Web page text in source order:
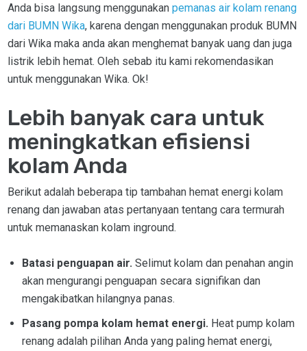
Anda bisa langsung menggunakan pemanas air kolam renang
dari BUMN Wika, karena dengan menggunakan produk BUMN
dari Wika maka anda akan menghemat banyak uang dan juga
listrik lebih hemat. Oleh sebab itu kami rekomendasikan
untuk menggunakan Wika. Ok!
Lebih banyak cara untuk
meningkatkan efisiensi
kolam Anda
Berikut adalah beberapa tip tambahan hemat energi kolam
renang dan jawaban atas pertanyaan tentang cara termurah
untuk memanaskan kolam inground.
Batasi penguapan air. Selimut kolam dan penahan angin
akan mengurangi penguapan secara signifikan dan
mengakibatkan hilangnya panas.
Pasang pompa kolam hemat energi. Heat pump kolam
renang adalah pilihan Anda yang paling hemat energi,